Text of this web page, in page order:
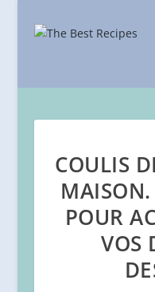
COULIS
MAISON.
POUR
VOS